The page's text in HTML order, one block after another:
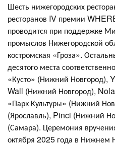
Шесть нижегородских
ресторанов IV премии
проводится при поддержке
промыслов Нижегородской
костромская «Гроза».
десятого места
«Кусто» (Нижний Новгород),
Wall (Нижний Новгород),
«Парк Культуры» (Нижний
(Ярославль), Pinci (Нижний
(Самара). Церемония
октября 2025 года в Нижнем